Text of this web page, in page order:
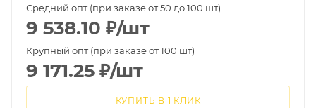
Средний опт (при заказе от 50 до 100 шт)
9 538.10 ₽/шт
Крупный опт (при заказе от 100 шт)
9 171.25 ₽/шт
КУПИТЬ В 1 КЛИК